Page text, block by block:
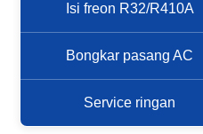
Isi freon R32/R410A
Bongkar pasang AC
Service ringan